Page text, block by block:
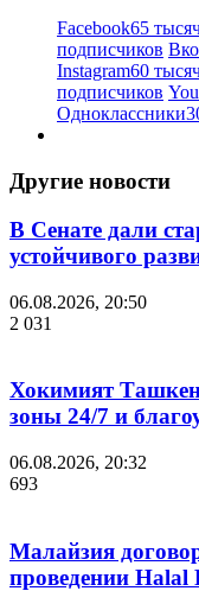
Facebook65
подписчиков
Instagram60
подписчиков
Одноклассники
Другие новости
В Сенате дали
устойчивого
06.08.2026, 20:50
2 031
Хокимият
зоны 24/7 и
06.08.2026, 20:32
693
Малайзия
проведении Halal